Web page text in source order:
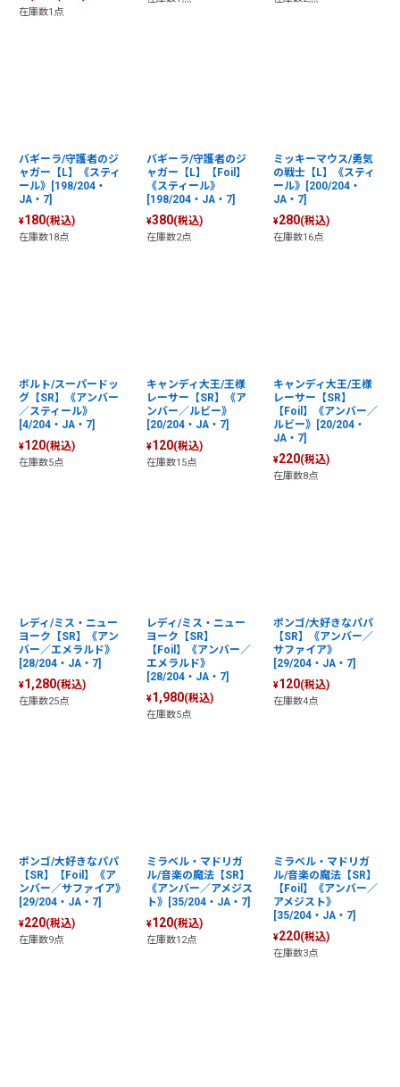
在庫数1点
バギーラ/守護者のジ
ャガー【L】《スティ
ール》[198/204・
JA・7]
¥180(税込)
在庫数18点
バギーラ/守護者のジ
ャガー【L】【Foil】
《スティール》
[198/204・JA・7]
¥380(税込)
在庫数2点
ミッキーマウス/勇気
の戦士【L】《スティ
ール》[200/204・
JA・7]
¥280(税込)
在庫数16点
ボルト/スーパードッ
グ【SR】《アンバー
／スティール》
[4/204・JA・7]
¥120(税込)
在庫数5点
キャンディ大王/王様
レーサー【SR】《ア
ンバー／ルビー》
[20/204・JA・7]
¥120(税込)
在庫数15点
キャンディ大王/王様
レーサー【SR】
【Foil】《アンバー／
ルビー》[20/204・
JA・7]
¥220(税込)
在庫数8点
レディ/ミス・ニュー
ヨーク【SR】《アン
バー／エメラルド》
[28/204・JA・7]
¥1,280(税込)
在庫数25点
レディ/ミス・ニュー
ヨーク【SR】
【Foil】《アンバー／
エメラルド》
[28/204・JA・7]
¥1,980(税込)
在庫数5点
ポンゴ/大好きなパパ
【SR】《アンバー／
サファイア》
[29/204・JA・7]
¥120(税込)
在庫数4点
ポンゴ/大好きなパパ
【SR】【Foil】《ア
ンバー／サファイア》
[29/204・JA・7]
¥220(税込)
在庫数9点
ミラベル・マドリガ
ル/音楽の魔法【SR】
《アンバー／アメジス
ト》[35/204・JA・7]
¥120(税込)
在庫数12点
ミラベル・マドリガ
ル/音楽の魔法【SR】
【Foil】《アンバー／
アメジスト》
[35/204・JA・7]
¥220(税込)
在庫数3点